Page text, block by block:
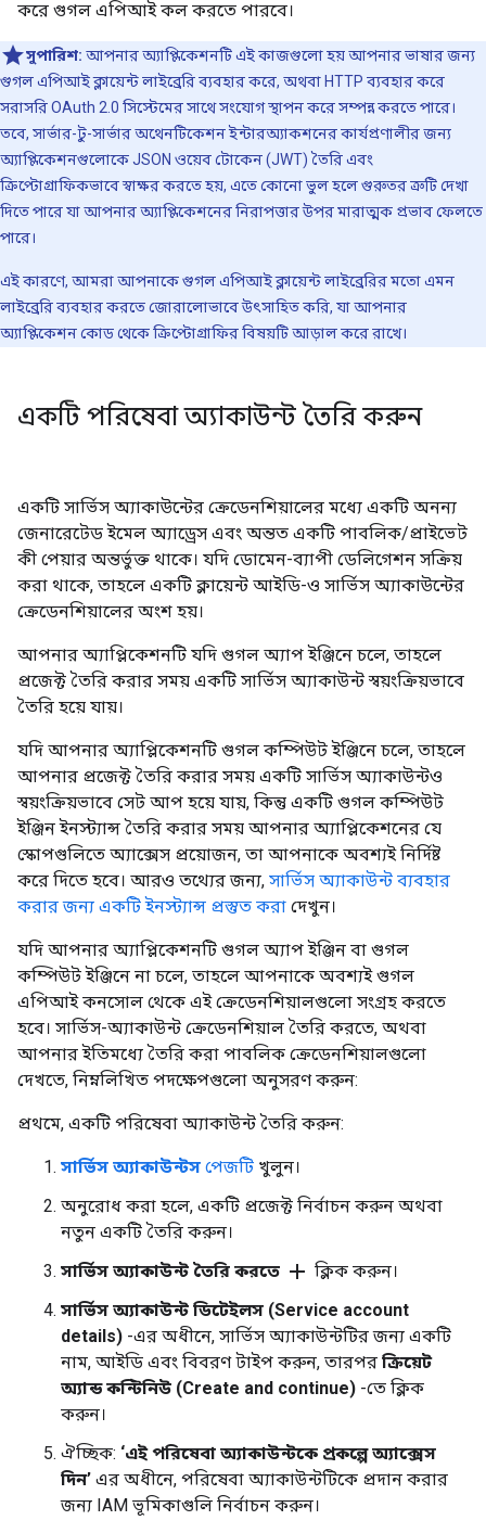
করে গুগল এপিআই কল করতে পারবে।
সুপারিশ: আপনার অ্যাপ্লিকেশনটি এই কাজগুলো হয় আপনার ভাষার জন্য
গুগল এপিআই ক্লায়েন্ট লাইব্রেরি ব্যবহার করে, অথবা HTTP ব্যবহার করে
সরাসরি OAuth 2.0 সিস্টেমের সাথে সংযোগ স্থাপন করে সম্পন্ন করতে পারে।
তবে, সার্ভার-টু-সার্ভার অথেনটিকেশন ইন্টারঅ্যাকশনের কার্যপ্রণালীর জন্য
অ্যাপ্লিকেশনগুলোকে JSON ওয়েব টোকেন (JWT) তৈরি এবং
ক্রিপ্টোগ্রাফিকভাবে স্বাক্ষর করতে হয়, এতে কোনো ভুল হলে গুরুতর ত্রুটি দেখা
দিতে পারে যা আপনার অ্যাপ্লিকেশনের নিরাপত্তার উপর মারাত্মক প্রভাব ফেলতে
পারে।
এই কারণে, আমরা আপনাকে গুগল এপিআই ক্লায়েন্ট লাইব্রেরির মতো এমন
লাইব্রেরি ব্যবহার করতে জোরালোভাবে উৎসাহিত করি, যা আপনার
অ্যাপ্লিকেশন কোড থেকে ক্রিপ্টোগ্রাফির বিষয়টি আড়াল করে রাখে।
একটি পরিষেবা অ্যাকাউন্ট তৈরি করুন
একটি সার্ভিস অ্যাকাউন্টের ক্রেডেনশিয়ালের মধ্যে একটি অনন্য
জেনারেটেড ইমেল অ্যাড্রেস এবং অন্তত একটি পাবলিক/প্রাইভেট
কী পেয়ার অন্তর্ভুক্ত থাকে। যদি ডোমেন-ব্যাপী ডেলিগেশন সক্রিয়
করা থাকে, তাহলে একটি ক্লায়েন্ট আইডি-ও সার্ভিস অ্যাকাউন্টের
ক্রেডেনশিয়ালের অংশ হয়।
আপনার অ্যাপ্লিকেশনটি যদি গুগল অ্যাপ ইঞ্জিনে চলে, তাহলে
প্রজেক্ট তৈরি করার সময় একটি সার্ভিস অ্যাকাউন্ট স্বয়ংক্রিয়ভাবে
তৈরি হয়ে যায়।
যদি আপনার অ্যাপ্লিকেশনটি গুগল কম্পিউট ইঞ্জিনে চলে, তাহলে
আপনার প্রজেক্ট তৈরি করার সময় একটি সার্ভিস অ্যাকাউন্টও
স্বয়ংক্রিয়ভাবে সেট আপ হয়ে যায়, কিন্তু একটি গুগল কম্পিউট
ইঞ্জিন ইনস্ট্যান্স তৈরি করার সময় আপনার অ্যাপ্লিকেশনের যে
স্কোপগুলিতে অ্যাক্সেস প্রয়োজন, তা আপনাকে অবশ্যই নির্দিষ্ট
করে দিতে হবে। আরও তথ্যের জন্য, সার্ভিস অ্যাকাউন্ট ব্যবহার
করার জন্য একটি ইনস্ট্যান্স প্রস্তুত করা দেখুন।
যদি আপনার অ্যাপ্লিকেশনটি গুগল অ্যাপ ইঞ্জিন বা গুগল
কম্পিউট ইঞ্জিনে না চলে, তাহলে আপনাকে অবশ্যই গুগল
এপিআই কনসোল থেকে এই ক্রেডেনশিয়ালগুলো সংগ্রহ করতে
হবে। সার্ভিস-অ্যাকাউন্ট ক্রেডেনশিয়াল তৈরি করতে, অথবা
আপনার ইতিমধ্যে তৈরি করা পাবলিক ক্রেডেনশিয়ালগুলো
দেখতে, নিম্নলিখিত পদক্ষেপগুলো অনুসরণ করুন:
প্রথমে, একটি পরিষেবা অ্যাকাউন্ট তৈরি করুন:
সার্ভিস অ্যাকাউন্টস পেজটি খুলুন।
অনুরোধ করা হলে, একটি প্রজেক্ট নির্বাচন করুন অথবা
নতুন একটি তৈরি করুন।
সার্ভিস অ্যাকাউন্ট তৈরি করতে add ক্লিক করুন।
সার্ভিস অ্যাকাউন্ট ডিটেইলস (Service account
details) -এর অধীনে, সার্ভিস অ্যাকাউন্টটির জন্য একটি
নাম, আইডি এবং বিবরণ টাইপ করুন, তারপর ক্রিয়েট
অ্যান্ড কন্টিনিউ (Create and continue) -তে ক্লিক
করুন।
ঐচ্ছিক: ‘এই পরিষেবা অ্যাকাউন্টকে প্রকল্পে অ্যাক্সেস
দিন’ এর অধীনে, পরিষেবা অ্যাকাউন্টটিকে প্রদান করার
জন্য IAM ভূমিকাগুলি নির্বাচন করুন।